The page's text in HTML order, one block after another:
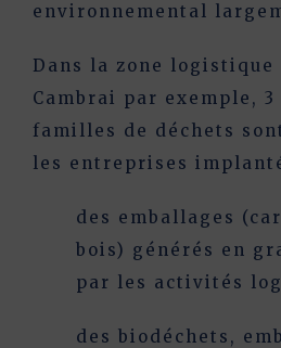
environnemental
Dans la zone logistique
Cambrai par exemple, 3
familles de déchets
les entreprises
des emballages
bois) générés en
par les activités
des biodéchets ,